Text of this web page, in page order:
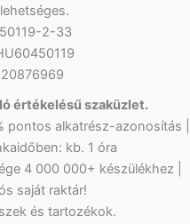
2-33
értékelésű szaküzlet.
pontos alkatrész-azonosítás |
kb. 1 óra
4 000 000+ készülékhez |
saját raktár!
és tartozékok.